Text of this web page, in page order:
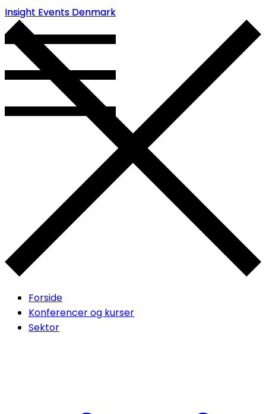
Insight Events Denmark
Insight Events Denmark
Forside
Konferencer og kurser
Sektor